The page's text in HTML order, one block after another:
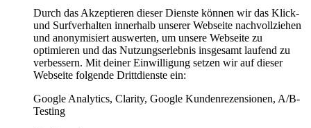
Durch das Akzeptieren dieser Dienste können wir das Klick-
und Surfverhalten innerhalb unserer Webseite nachvollziehen
und anonymisiert auswerten, um unsere Webseite zu
optimieren und das Nutzungserlebnis insgesamt laufend zu
verbessern. Mit deiner Einwilligung setzen wir auf dieser
Webseite folgende Drittdienste ein:
Google Analytics, Clarity, Google Kundenrezensionen, A/B-
Testing